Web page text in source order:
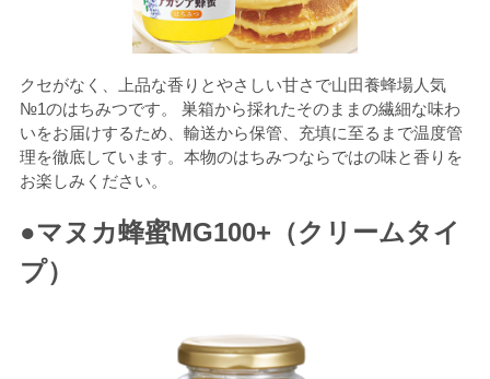
クセがなく、上品な香りとやさしい甘さで山田養蜂場人気
№1のはちみつです。 巣箱から採れたそのままの繊細な味わ
いをお届けするため、輸送から保管、充填に至るまで温度管
理を徹底しています。本物のはちみつならではの味と香りを
お楽しみください。
●マヌカ蜂蜜MG100+（クリームタイ
プ）